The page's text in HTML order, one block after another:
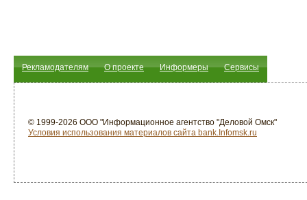
Рекламодателям О проекте Информеры Сервисы
© 1999-2026 ООО "Информационное агентство "Деловой Омск"
Условия использования материалов сайта bank.Infomsk.ru